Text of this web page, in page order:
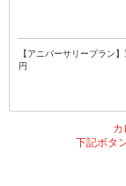
【アニバーサリープラン
円
下記ボタ